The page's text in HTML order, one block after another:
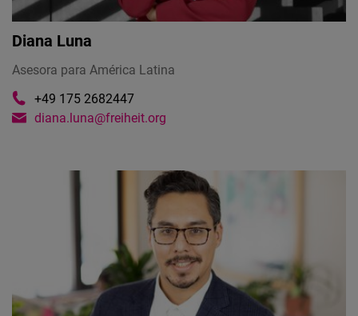
Diana Luna
Asesora para América Latina
+49 175 2682447‬
diana.luna@freiheit.org